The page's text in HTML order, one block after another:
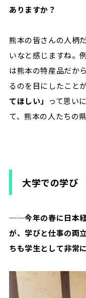
ありますか？
熊本の皆さんの人柄
いなと感じますね。
は熊本の特産品だか
るのを目にしたこと
てほしい」
って思い
て、熊本の人たちの
大学での学び
──今年の春に日本
が、学びと仕事の両
ちも学生として非常